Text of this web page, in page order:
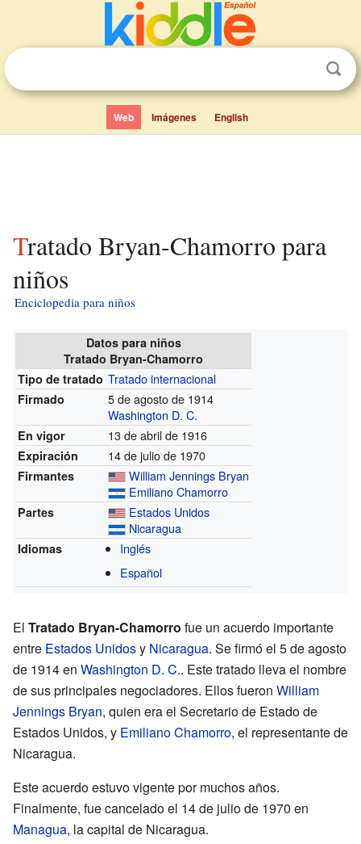
Web Imágenes English
Tratado Bryan-Chamorro para
niños
Enciclopedia para niños
Datos para niños
Tratado Bryan-Chamorro
Tipo de tratado Tratado internacional
Firmado
5 de agosto de 1914
Washington D. C.
En vigor 13 de abril de 1916
Expiración 14 de julio de 1970
Firmantes
William Jennings Bryan
Emiliano Chamorro
Partes
Estados Unidos
Nicaragua
Idiomas
Inglés
Español
El Tratado Bryan-Chamorro fue un acuerdo importante
entre Estados Unidosy Nicaragua. Se firmó el 5 de agosto
de 1914 en Washington D. C.. Este tratado lleva el nombre
de sus principales negociadores. Ellos fueron William
Jennings Bryan, quien era el Secretario de Estado de
Estados Unidos, y Emiliano Chamorro, el representante de
Nicaragua.
Este acuerdo estuvo vigente por muchos años.
Finalmente, fue cancelado el 14 de julio de 1970 en
Managua, la capital de Nicaragua.